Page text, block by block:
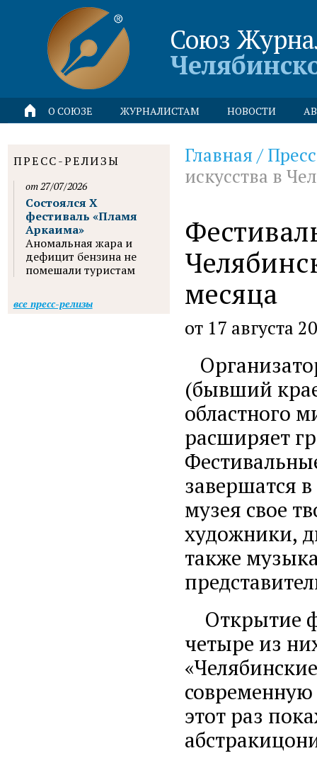
Союз
О СОЮЗЕ ЖУРНАЛИСТАМ НОВОСТИ
Главная /
искусства в
месяца
от 17 августа
(бывший
областного
расширяет
завершатся
музея свое
художники,
также
Открытие
четыре из
этот раз
ПРЕСС-РЕЛИЗЫ
от 27/07/2026
Состоялся X
фестиваль «Пламя
Аркаима»
Аномальная жара и
дефицит бензина не
помешали туристам
все пресс-релизы